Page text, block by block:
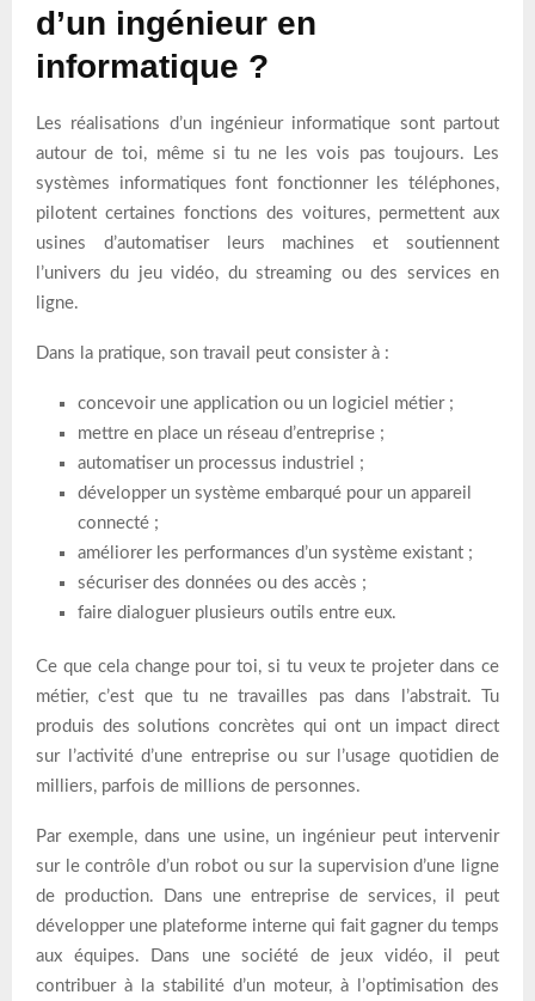
d’un ingénieur en
informatique ?
Les réalisations d’un ingénieur informatique sont partout
autour de toi, même si tu ne les vois pas toujours. Les
systèmes informatiques font fonctionner les téléphones,
pilotent certaines fonctions des voitures, permettent aux
usines d’automatiser leurs machines et soutiennent
l’univers du jeu vidéo, du streaming ou des services en
ligne.
Dans la pratique, son travail peut consister à :
concevoir une application ou un logiciel métier ;
mettre en place un réseau d’entreprise ;
automatiser un processus industriel ;
développer un système embarqué pour un appareil
connecté ;
améliorer les performances d’un système existant ;
sécuriser des données ou des accès ;
faire dialoguer plusieurs outils entre eux.
Ce que cela change pour toi, si tu veux te projeter dans ce
métier, c’est que tu ne travailles pas dans l’abstrait. Tu
produis des solutions concrètes qui ont un impact direct
sur l’activité d’une entreprise ou sur l’usage quotidien de
milliers, parfois de millions de personnes.
Par exemple, dans une usine, un ingénieur peut intervenir
sur le contrôle d’un robot ou sur la supervision d’une ligne
de production. Dans une entreprise de services, il peut
développer une plateforme interne qui fait gagner du temps
aux équipes. Dans une société de jeux vidéo, il peut
contribuer à la stabilité d’un moteur, à l’optimisation des